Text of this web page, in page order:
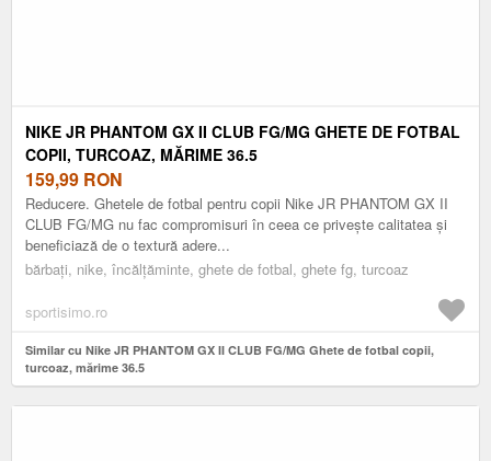
NIKE JR PHANTOM GX II CLUB FG/MG GHETE DE FOTBAL
COPII, TURCOAZ, MĂRIME 36.5
159,99 RON
Reducere. Ghetele de fotbal pentru copii Nike JR PHANTOM GX II
CLUB FG/MG nu fac compromisuri în ceea ce privește calitatea și
beneficiază de o textură adere...
bărbați, nike, încălțăminte, ghete de fotbal, ghete fg, turcoaz
sportisimo.ro
Similar cu Nike JR PHANTOM GX II CLUB FG/MG Ghete de fotbal copii,
turcoaz, mărime 36.5